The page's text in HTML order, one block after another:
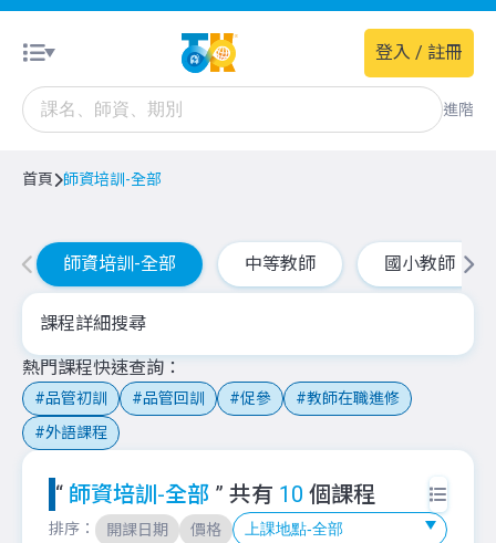
進階
登入 / 註冊
首頁 師資培訓-全部
師資培訓-全部 中等教師 國小教師
課程詳細搜尋
熱門課程快速查詢
品管初訓 品管回訓 促參
教師在職進修
外語課程
“ 師資培訓-全部 ” 共有 10 個課程
排序： 開課日期 價格